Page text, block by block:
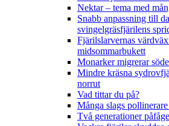
Nektar – tema med
Snabb anpassning till
svingelgräsfjärilens
Fjärilslarvernas
midsommarbukett
Monarker migrerar
Mindre kräsna
norrut
Vad tittar du på?
Många slags
Två generationer